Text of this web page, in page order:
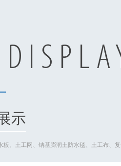
示
、土工网、钠基膨润土防水毯、土工布、